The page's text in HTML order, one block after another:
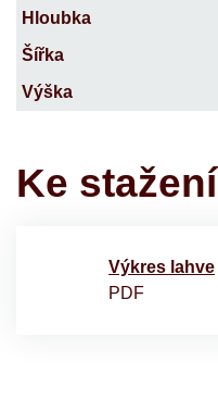
Hloubka
Šířka
Výška
Ke stažení
Výkres lahve
PDF